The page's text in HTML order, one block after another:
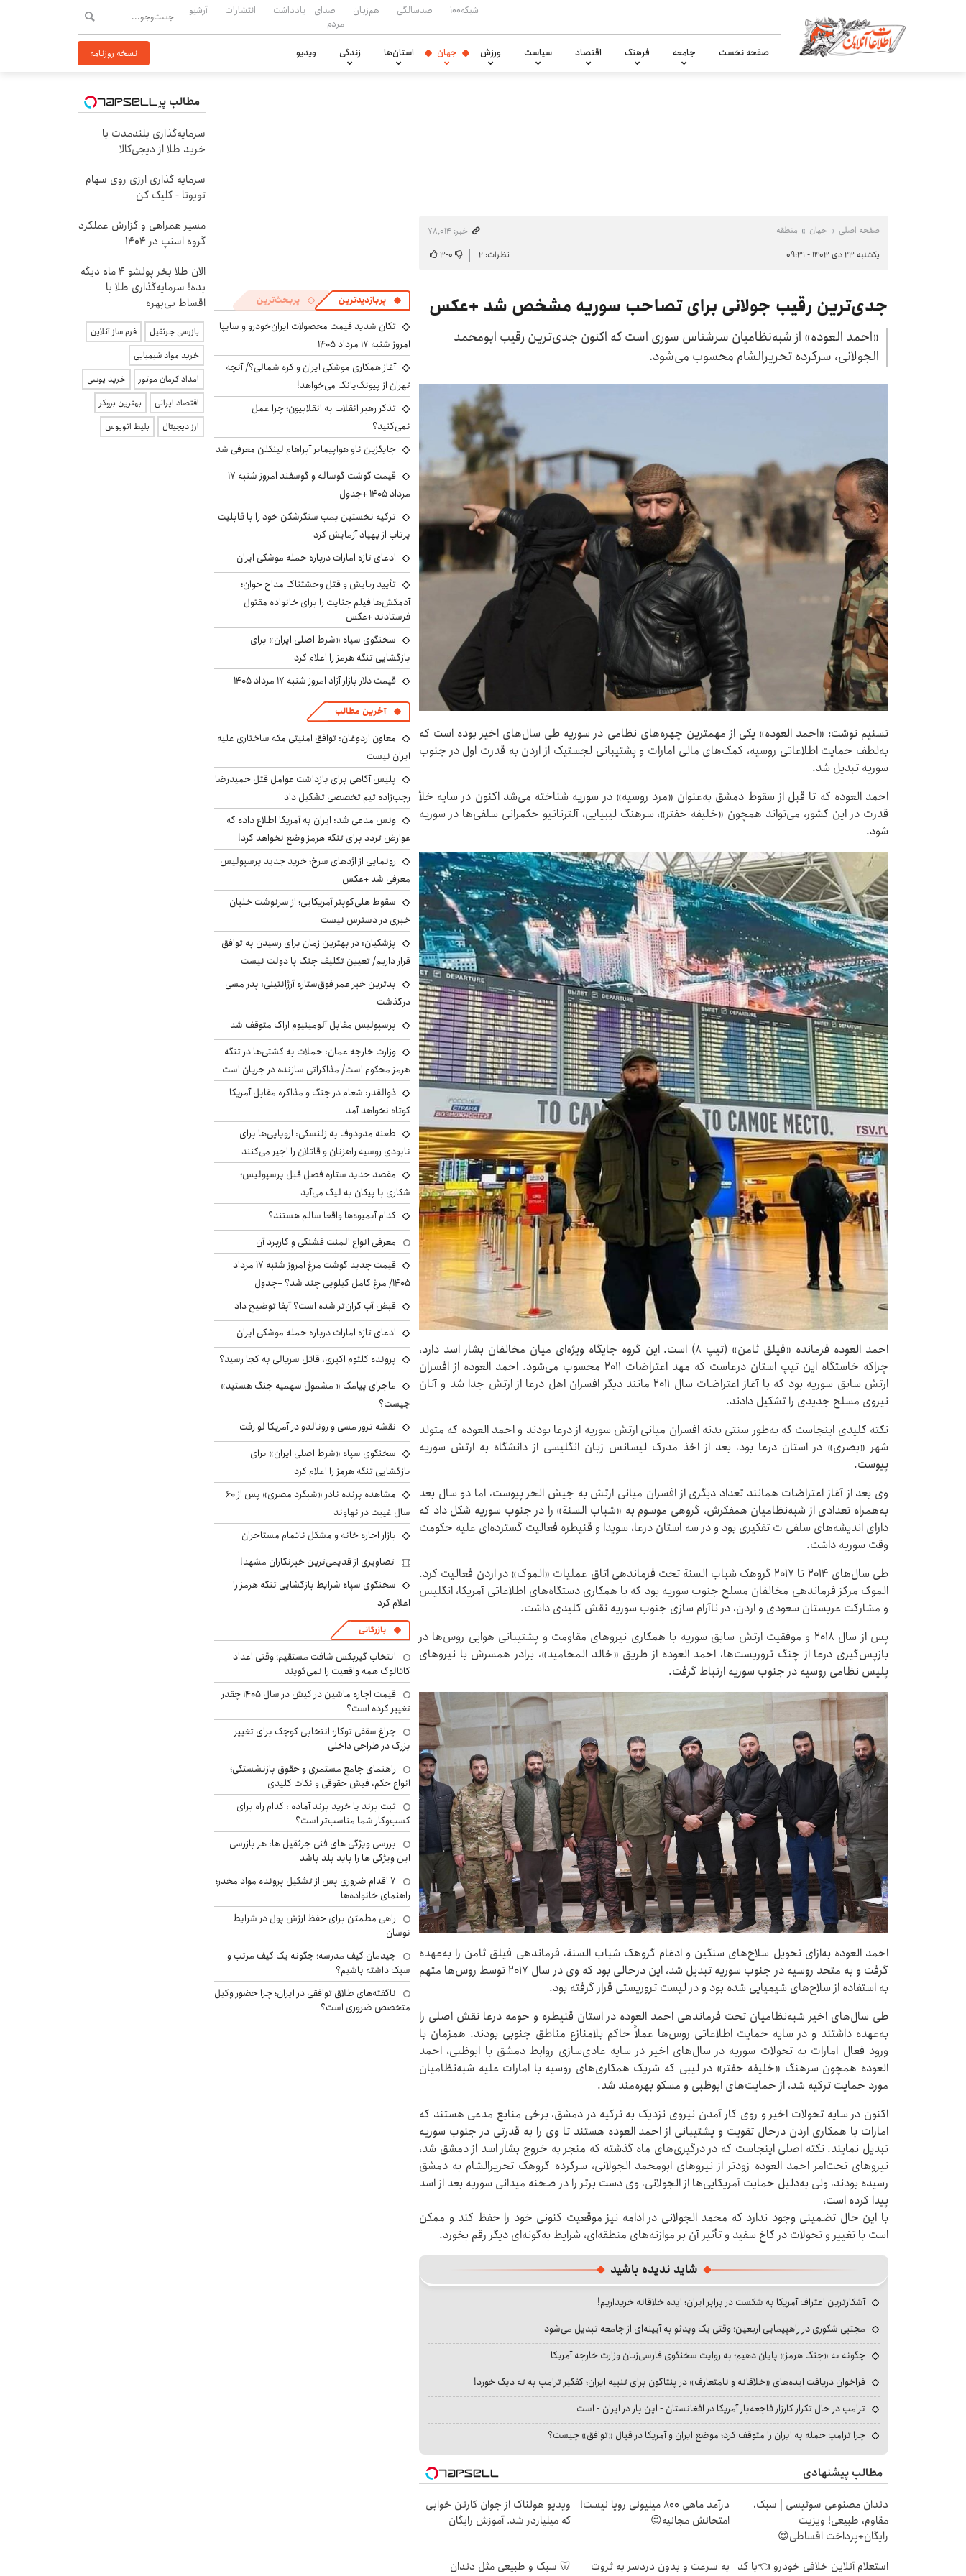
شبکه۱۰۰ صدسالگی هم‌زبان
صدای
مردم
یادداشت انتشارات آرشیو
صفحه نخست جامعه فرهنگ اقتصاد سیاست ورزش جهان استان‌ها زندگی ویدیو نسخه روزنامه
صفحه اصلی جهان منطقه
خبر: ۷۸٬۰۱۴
یکشنبه ۲۳ دی ۱۴۰۳ - ۰۹:۳۱
نظرات: ۲ ۰-۳
جدی‌ترین رقیب جولانی برای تصاحب سوریه مشخص شد +عکس
«احمد العوده» از شبه‌نظامیان سرشناس سوری است که اکنون جدی‌ترین رقیب ابومحمد
الجولانی، سرکرده تحریرالشام محسوب می‌شود.
تسنیم نوشت: «احمد العوده» یکی از مهمترین چهره‌های نظامی در سوریه طی سال‌های اخیر بوده است که
به‌لطف حمایت اطلاعاتی روسیه، کمک‌های مالی امارات و پشتیبانی لجستیک از اردن به قدرت اول در جنوب
سوریه تبدیل شد.
احمد العوده که تا قبل از سقوط دمشق به‌عنوان «مرد روسیه» در سوریه شناخته می‌شد اکنون در سایه خلأ
قدرت در این کشور، می‌تواند همچون «خلیفه حفتر»، سرهنگ لیبیایی، آلترناتیو حکمرانی سلفی‌ها در سوریه
شود.
احمد العوده فرمانده «فیلق ثامن» (تیپ ۸) است. این گروه جایگاه ویژه‌ای میان مخالفان بشار اسد دارد،
چراکه خاستگاه این تیپ استان درعاست که مهد اعتراضات ۲۰۱۱ محسوب می‌شود. احمد العوده از افسران
ارتش سابق سوریه بود که با آغاز اعتراضات سال ۲۰۱۱ مانند دیگر افسران اهل درعا از ارتش جدا شد و آنان
نیروی مسلح جدیدی را تشکیل دادند.
نکته کلیدی اینجاست که به‌طور سنتی بدنه افسران میانی ارتش سوریه از درعا بودند و احمد العوده که متولد
شهر «بصری» در استان درعا بود، بعد از اخذ مدرک لیسانس زبان انگلیسی از دانشگاه به ارتش سوریه
پیوست.
وی بعد از آغاز اعتراضات همانند تعداد دیگری از افسران میانی ارتش به جیش الحر پیوست، اما دو سال بعد
به‌همراه تعدادی از شبه‌نظامیان همفکرش، گروهی موسوم به «شباب السنة» را در جنوب سوریه شکل داد که
دارای اندیشه‌های سلفی ت تفکیری بود و در سه استان درعا، سویدا و قنیطره فعالیت گسترده‌ای علیه حکومت
وقت سوریه داشت.
طی سال‌های ۲۰۱۴ تا ۲۰۱۷ گروهک شباب السنة تحت فرماندهی اتاق عملیات «الموک» در اردن فعالیت کرد.
الموک مرکز فرماندهی مخالفان مسلح جنوب سوریه بود که با همکاری دستگاه‌های اطلاعاتی آمریکا، انگلیس
و مشارکت عربستان سعودی و اردن، در ناآرام سازی جنوب سوریه نقش کلیدی داشت.
پس از سال ۲۰۱۸ و موفقیت ارتش سابق سوریه با همکاری نیروهای مقاومت و پشتیبانی هوایی روس‌ها در
بازپس‌گیری درعا از چنگ تروریست‌ها، احمد العوده از طریق «خالد المحامید»، برادر همسرش با نیروهای
پلیس نظامی روسیه در جنوب سوریه ارتباط گرفت.
احمد العوده به‌ازای تحویل سلاح‌های سنگین و ادغام گروهک شباب السنة، فرماندهی فیلق ثامن را به‌عهده
گرفت و به متحد روسیه در جنوب سوریه تبدیل شد، این درحالی بود که وی در سال ۲۰۱۷ توسط روس‌ها متهم
به استفاده از سلاح‌های شیمیایی شده بود و در لیست تروریستی قرار گرفته بود.
طی سال‌های اخیر شبه‌نظامیان تحت فرماندهی احمد العوده در استان قنیطره و حومه درعا نقش اصلی را
به‌عهده داشتند و در سایه حمایت اطلاعاتی روس‌ها عملاً حاکم بلامنازع مناطق جنوبی بودند. همزمان با
ورود فعال امارات به تحولات سوریه در سال‌های اخیر در سایه عادی‌سازی روابط دمشق با ابوظبی، احمد
العوده همچون سرهنگ «خلیفه حفتر» در لیبی که شریک همکاری‌های روسیه با امارات علیه شبه‌نظامیان
مورد حمایت ترکیه شد، از حمایت‌های ابوظبی و مسکو بهره‌مند شد.
اکنون در سایه تحولات اخیر و روی کار آمدن نیروی نزدیک به ترکیه در دمشق، برخی منابع مدعی هستند که
امارات با همکاری اردن درحال تقویت و پشتیبانی از احمد العوده هستند تا وی را به قدرتی در جنوب سوریه
تبدیل نمایند. نکته اصلی اینجاست که در درگیری‌های ماه گذشته که منجر به خروج بشار اسد از دمشق شد،
نیروهای تحت‌امر احمد العوده زودتر از نیروهای ابومحمد الجولانی، سرکرده گروهک تحریرالشام به دمشق
رسیده بودند، ولی به‌دلیل حمایت آمریکایی‌ها از الجولانی، وی دست برتر را در صحنه میدانی سوریه بعد از اسد
پیدا کرده است،
با این حال تضمینی وجود ندارد که محمد الجولانی در ادامه نیز موقعیت کنونی خود را حفظ کند و ممکن
است با تغییر و تحولات در کاخ سفید و تأثیر آن بر موازنه‌های منطقه‌ای، شرایط به‌گونه‌ای دیگر رقم بخورد.
شاید ندیده باشید
آشکارترین اعتراف آمریکا به شکست در برابر ایران؛ ایده خلاقانه خریداریم!
مجتبی شکوری در راهپیمایی اربعین؛ وقتی یک ویدئو به آیینه‌ای از جامعه تبدیل می‌شود
چگونه به «جنگ هرمز» پایان دهیم؛ به روایت سخنگوی فارسی‌زبان وزارت خارجه آمریکا
فراخوان دریافت ایده‌های «خلاقانه و نامتعارف» در پنتاگون برای تنبیه ایران؛ کفگیر ترامپ به ته دیگ خورد!
ترامپ در حال تکرار کارزار فاجعه‌بار آمریکا در افغانستان - این بار در ایران - است
چرا ترامپ حمله به ایران را متوقف کرد؛ موضع ایران و آمریکا در قبال «توافق» چیست؟
مطالب پیشنهادی
دندان مصنوعی سوئیسی | سبک،
مقاوم، طبیعی! ویزیت
رایگان+پرداخت اقساطی😍
درآمد ماهی 800 میلیونی رویا نیست!
امتحانش مجانیه😉
ویدیو هولناک از جوان کارتن خوابی
که میلیاردر شد. آموزش رایگان
استعلام آنلاین خلافی خودرو 👈با کد به سرعت و بدون دردسر به ثروت
🦷 سبک و طبیعی مثل دندان
پربازدیدترین پربحث‌ترین
تکان شدید قیمت محصولات ایران‌خودرو و سایپا
امروز شنبه ۱۷ مرداد ۱۴۰۵
آغاز همکاری موشکی ایران و کره شمالی؟/ آنچه
تهران از پیونگ‌یانگ می‌خواهد!
تذکر رهبر انقلاب به انقلابیون؛ چرا عمل
نمی‌کنید؟
جایگزین ناو هواپیمابر آبراهام لینکلن معرفی شد
قیمت گوشت گوساله و گوسفند امروز شنبه ۱۷
مرداد ۱۴۰۵ +جدول
ترکیه نخستین بمب سنگرشکن خود را با قابلیت
پرتاب از پهپاد آزمایش کرد
ادعای تازه امارات درباره حمله موشکی ایران
تأیید ربایش و قتل وحشتناک مداح جوان؛
آدمکش‌ها فیلم جنایت را برای خانواده مقتول
فرستادند +عکس
سخنگوی سپاه «شرط اصلی ایران» برای
بازگشایی تنگه هرمز را اعلام کرد
قیمت دلار بازار آزاد امروز شنبه ۱۷ مرداد ۱۴۰۵
آخرین مطالب
معاون اردوغان: توافق امنیتی مکه ساختاری علیه
ایران نیست
پلیس آگاهی برای بازداشت عوامل قتل حمیدرضا
رجب‌زاده تیم تخصصی تشکیل داد
ونس مدعی شد: ایران به آمریکا اطلاع داده که
عوارض تردد برای تنگه هرمز وضع نخواهد کرد!
رونمایی از اژدهای سرخ؛ خرید جدید پرسپولیس
معرفی شد +عکس
سقوط هلی‌کوپتر آمریکایی؛ از سرنوشت خلبان
خبری در دسترس نیست
پزشکیان‌: در بهترین زمان برای رسیدن به توافق
قرار داریم/ تعیین تکلیف جنگ با دولت نیست
بدترین خبر عمر فوق‌ستاره آرژانتینی: پدر مسی
درگذشت
پرسپولیس مقابل آلومینیوم اراک متوقف شد
وزارت خارجه عمان: حملات به کشتی‌ها در تنگه
هرمز محکوم است/ مذاکراتی سازنده در جریان است
ذوالقدر: شعام در جنگ و مذاکره مقابل آمریکا
کوتاه نخواهد آمد
طعنه مدودوف به زلنسکی: اروپایی‌ها برای
نابودی روسیه راهزنان و قاتلان را اجیر می‌کنند
مقصد جدید ستاره فصل قبل پرسپولیس؛
شکاری با پیکان به لیگ می‌آید
کدام آبمیوه‌ها واقعا سالم هستند؟
معرفی انواع المنت فشنگی و کاربرد آن
قیمت جدید گوشت مرغ امروز شنبه ۱۷ مرداد
۱۴۰۵/ مرغ کامل کیلویی چند شد؟ +جدول
قبض آب گران‌تر شده است؟ آبفا توضیح داد
ادعای تازه امارات درباره حمله موشکی ایران
پرونده کلثوم اکبری، قاتل سریالی به کجا رسید؟
ماجرای پیامک « مشمول سهمیه جنگ هستید»
چیست؟
نقشه ترور مسی و رونالدو در آمریکا لو رفت
سخنگوی سپاه «شرط اصلی ایران» برای
بازگشایی تنگه هرمز را اعلام کرد
مشاهده پرنده نادر «شبگرد مصری» پس از ۶۰
سال غیبت در نهاوند
بازار اجاره خانه و مشکل ناتمام مستاجران
تصاویری از قدیمی‌ترین خبرنگاران مشهد!
سخنگوی سپاه شرایط بازگشایی تنگه هرمز را
اعلام کرد
بازرگانی
انتخاب گیربکس شافت مستقیم؛ وقتی اعداد
کاتالوگ همه واقعیت را نمی‌گویند
قیمت اجاره ماشین در کیش در سال ۱۴۰۵ چقدر
تغییر کرده است؟
چراغ سقفی توکار؛ انتخابی کوچک برای تغییر
بزرگ در طراحی داخلی
راهنمای جامع مستمری و حقوق بازنشستگی؛
انواع حکم، فیش حقوقی و نکات کلیدی
ثبت برند یا خرید برند آماده : کدام راه برای
کسب‌وکار شما مناسب‌تر است؟
بررسی ویژگی های فنی جرثقیل ها: هر بازرسی
این ویژگی ها را باید بلد باشد
۷ اقدام ضروری پس از تشکیل پرونده مواد مخدر؛
راهنمای خانواده‌ها
راهی مطمئن برای حفظ ارزش پول در شرایط
نوسان
چیدمان کیف مدرسه؛ چگونه یک کیف مرتب و
سبک داشته باشیم؟
ناگفته‌های طلاق توافقی در ایران؛ چرا حضور وکیل
متخصص ضروری است؟
مطالب پیشنهادی
سرمایه‌گذاری بلندمدت با
خرید طلا از دیجی‌کالا
سرمایه گذاری ارزی روی سهام
تویوتا - کلیک کن
مسیر همراهی و گزارش عملکرد
گروه اسنپ در ۱۴۰۴
الان طلا بخر پولشو 4 ماه دیگه
بده! سرمایه‌گذاری طلا با
اقساط بی‌بهره
بازرسی جرثقیل
فرم ساز آنلاین
خرید مواد شیمیایی
امداد کرمان موتور
خرید یوسی
اقتصاد ایرانی
بهترین بروکر
ارز دیجیتال
بلیط اتوبوس